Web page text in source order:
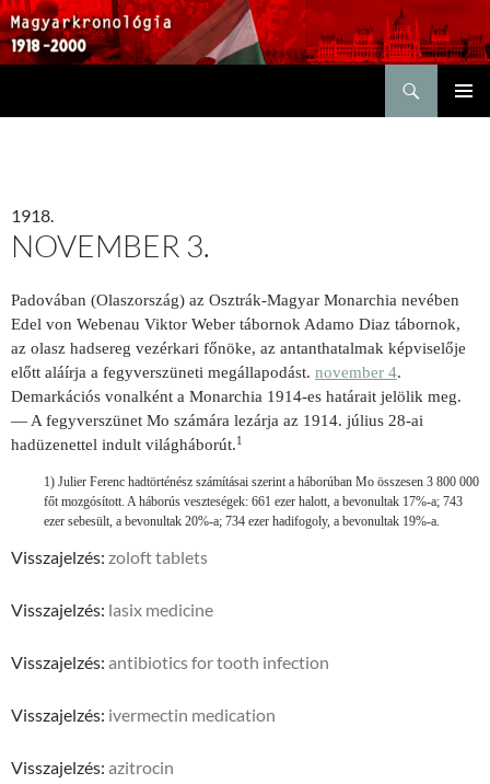
1918.
NOVEMBER 3.
Padovában (Olaszország) az Osztrák-Magyar Monarchia nevé­ben
Edel von Webenau Viktor Weber tábornok Adamo Diaz tábornok,
az olasz hadsereg vezér­kari főnöke, az antanthatalmak képvise­lője
előtt aláírja a fegyverszüneti megállapodást. november 4.
Demarkációs vonalként a Monarchia 1914-es határait jelölik meg.
— A fegyver­szünet Mo számára le­zárja az 1914. július 28-ai
hadüzenettel indult világháborút.1
1) Julier Ferenc had­történész számításai szerint a háború­ban Mo összesen 3 800 000
főt mozgósított. A háborús veszteségek: 661 ezer halott, a bevonultak 17%-a; 743
ezer sebesült, a bevonultak 20%-a; 734 ezer hadifogoly, a bevonultak 19%-a.
Visszajelzés: zoloft tablets
Visszajelzés: lasix medicine
Visszajelzés: antibiotics for tooth infection
Visszajelzés: ivermectin medication
Visszajelzés: azitrocin